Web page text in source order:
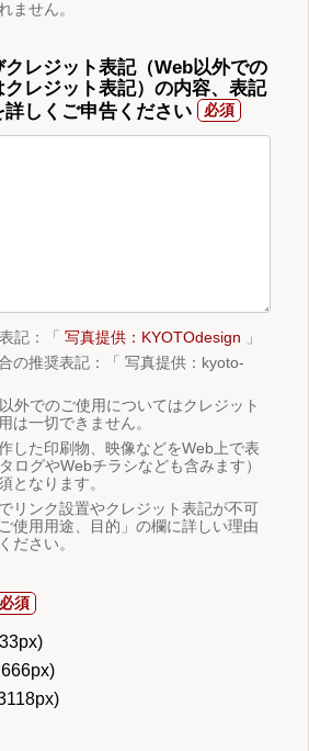
ません。
クレジット表記（Web以外での
クレジット表記）の内容、表記
しくご申告ください
記：「 写真提供：KYOTOdesign 」
の推奨表記：「 写真提供：kyoto-
外でのご使用についてはクレジット
は一切できません。
した印刷物、映像などをWeb上で表
ログやWebチラシなども含みます）
となります。
リンク設置やクレジット表記が不可
使用用途、目的」の欄に詳しい理由
ださい。